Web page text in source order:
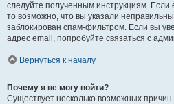
следуйте полученным инструкциям.
то возможно, что вы указали
заблокирован спам-фильтром. Если вы
адрес email, попробуйте связаться с
Вернуться к началу
Почему я не могу войти?
Существует несколько возможных